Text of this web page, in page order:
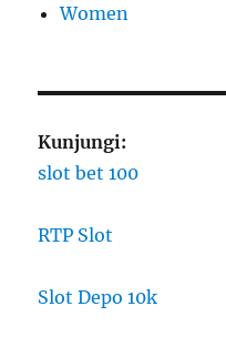
Women
Kunjungi:
slot bet 100
RTP Slot
Slot Depo 10k